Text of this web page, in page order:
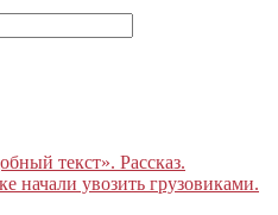
текст». Рассказ.
начали увозить грузовиками.